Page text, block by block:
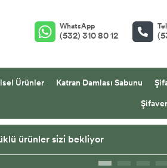
WhatsApp
(532) 310 80 12
Ürünler Katran Damlası Sabunu
ürünler sizi bekliyor